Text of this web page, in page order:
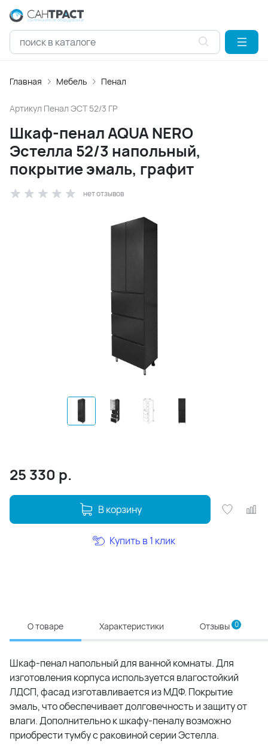
Главная Мебель Пенал
Артикул Пенал ЭСТ 52/3 ГР
Шкаф-пенал AQUA NERO
Эстелла 52/3 напольный,
покрытие эмаль, графит
нет отзывов
25 330 р.
В корзину
Купить в 1 клик
О товаре Характеристики Отзывы 0
Шкаф-пенал напольный для ванной комнаты. Для
изготовления корпуса используется влагостойкий
ЛДСП, фасад изготавливается из МДФ. Покрытие
эмаль, что обеспечивает долговечность и защиту от
влаги. Дополнительно к шкафу-пеналу возможно
приобрести тумбу с раковиной серии Эстелла.